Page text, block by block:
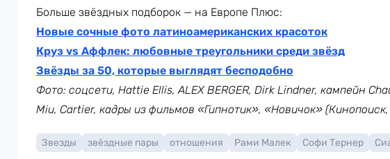
Больше звёздных подборок — на Европе Плюс:
Новые сочные фото латиноамериканских красоток
Круз vs Аффлек: любовные треугольники среди звёзд
Звёзды за 50, которые выглядят бесподобно
Фото: соцсети, Hattie Ellis, ALEX BERGER, Dirk Lindner, кампейн
Miu, Cartier, кадры из фильмов «Гипнотик», «Новичок»
Звезды звёздные пары отношения Рами Малек Софи Тернер